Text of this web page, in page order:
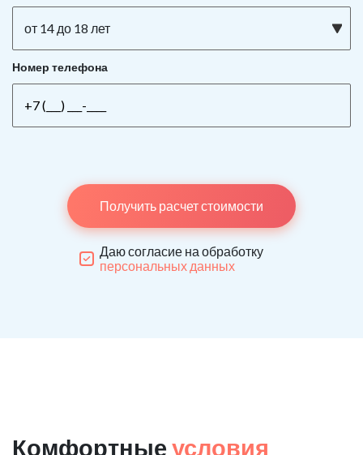
от 14 до 18 лет
Номер телефона
Получить расчет стоимости
Даю согласие на обработку
персональных данных
Комфортные условия